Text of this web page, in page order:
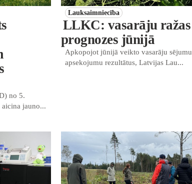
no 5.
jauno...
Lauksaimniecība
LLKC: vasarāju ražas
prognozes jūnijā
Apkopojot jūnijā veikto vasarāju sējumu
apsekojumu rezultātus, Latvijas Lau...